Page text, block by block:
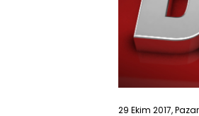
29 Ekim 2017,